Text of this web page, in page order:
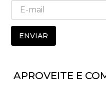
ENVIAR
APROVEITE E